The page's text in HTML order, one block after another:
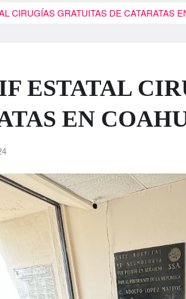
CIRUGÍAS GRATUITAS DE CATARATAS
ESTATAL
EN